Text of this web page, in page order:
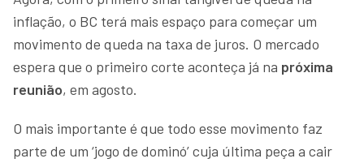
inflação, o BC terá mais espaço para começar um
movimento de queda na taxa de juros. O mercado
espera que o primeiro corte aconteça já na próxima
reunião, em agosto.
O mais importante é que todo esse movimento faz
parte de um ‘jogo de dominó’ cuja última peça a cair